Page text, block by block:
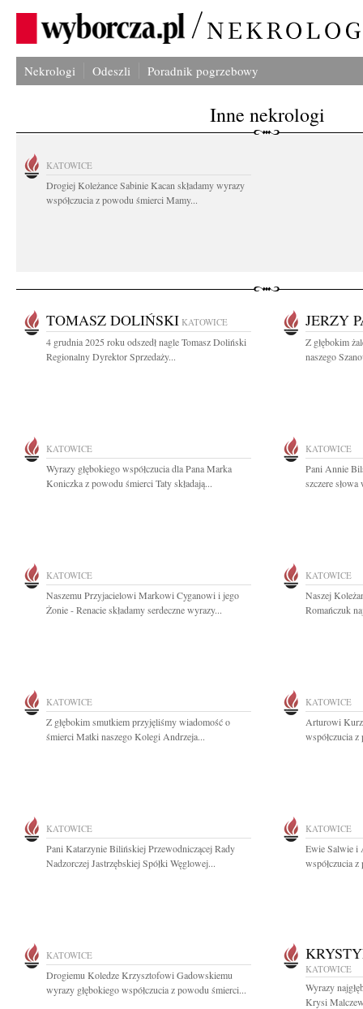
Nekrologi Odeszli Poradnik pogrzebowy
Inne nekrologi
KATOWICE
Drogiej Koleżance Sabinie Kacan składamy wyrazy
współczucia z powodu śmierci Mamy...
TOMASZ DOLIŃSKI KATOWICE
4 grudnia 2025 roku odszedł nagle Tomasz Doliński
Regionalny Dyrektor Sprzedaży...
JERZY
Z głębokim
naszego
KATOWICE
Wyrazy głębokiego współczucia dla Pana Marka
Koniczka z powodu śmierci Taty składają...
KATOWICE
Pani Annie
szczere
KATOWICE
Naszemu Przyjacielowi Markowi Cyganowi i jego
Żonie - Renacie składamy serdeczne wyrazy...
KATOWICE
Naszej
Romańczuk
KATOWICE
Z głębokim smutkiem przyjęliśmy wiadomość o
śmierci Matki naszego Kolegi Andrzeja...
KATOWICE
Arturowi
współczucia
KATOWICE
Pani Katarzynie Bilińskiej Przewodniczącej Rady
Nadzorczej Jastrzębskiej Spółki Węglowej...
KATOWICE
Ewie Salwie i
współczucia
KATOWICE
Drogiemu Koledze Krzysztofowi Gadowskiemu
wyrazy głębokiego współczucia z powodu śmierci...
KATOWICE
Wyrazy
Krysi